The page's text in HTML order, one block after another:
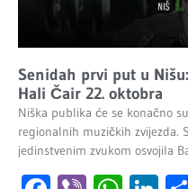
Senidah prvi put u
Hali Čair 22. oktobra
Niška publika će se konačno
regionalnih muzičkih zvijezda.
jedinstvenim zvukom osvojila